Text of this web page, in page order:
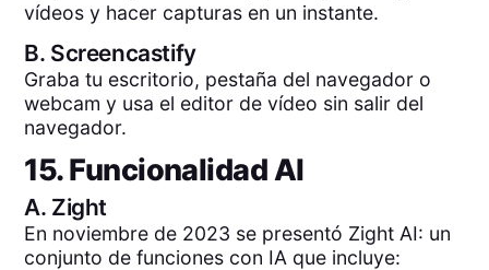
vídeos y hacer capturas en un instante.
B. Screencastify
Graba tu escritorio, pestaña del navegador o
webcam y usa el editor de vídeo sin salir del
navegador.
15. Funcionalidad AI
A. Zight
En noviembre de 2023 se presentó Zight AI: un
conjunto de funciones con IA que incluye: